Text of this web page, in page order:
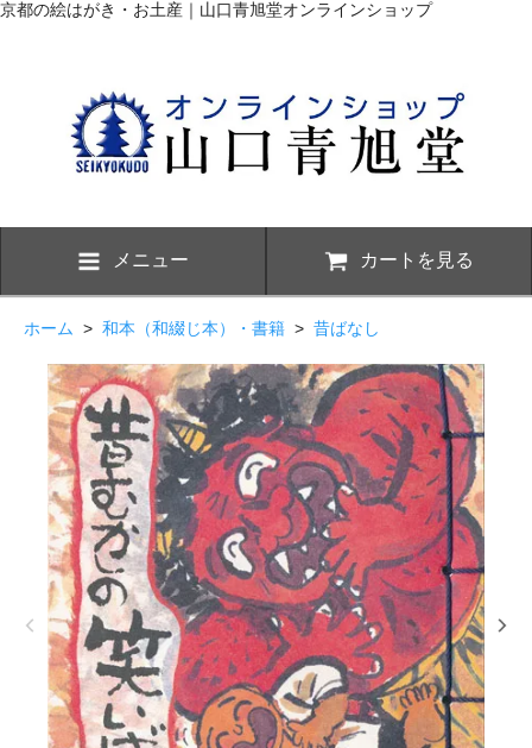
京都の絵はがき・お土産｜山口青旭堂オンラインショップ
メニュー カートを見る
ホーム > 和本（和綴じ本）・書籍 > 昔ばなし